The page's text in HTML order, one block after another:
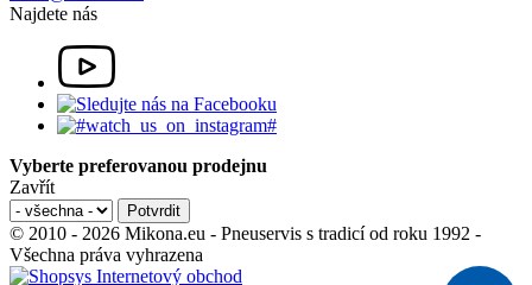
Najdete nás
Vyberte preferovanou prodejnu
Zavřít
© 2010 - 2026 Mikona.eu - Pneuservis s tradicí od roku 1992 -
Všechna práva vyhrazena